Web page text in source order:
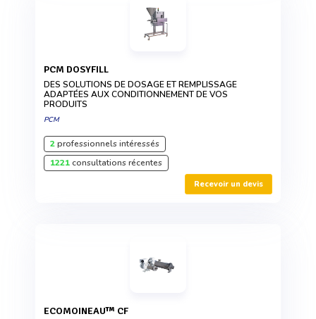
PCM DOSYFILL
DES SOLUTIONS DE DOSAGE ET REMPLISSAGE
ADAPTÉES AUX CONDITIONNEMENT DE VOS
PRODUITS
PCM
2professionnels intéressés
1221consultations récentes
Recevoir un devis
ECOMOINEAU™ CF